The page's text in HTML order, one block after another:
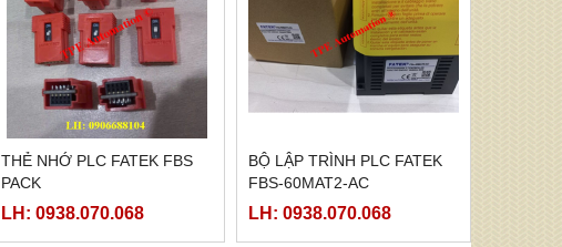
THẺ NHỚ PLC FATEK FBS
PACK
LH: 0938.070.068
BỘ LẬP TRÌNH PLC FATEK
FBS-60MAT2-AC
LH: 0938.070.068